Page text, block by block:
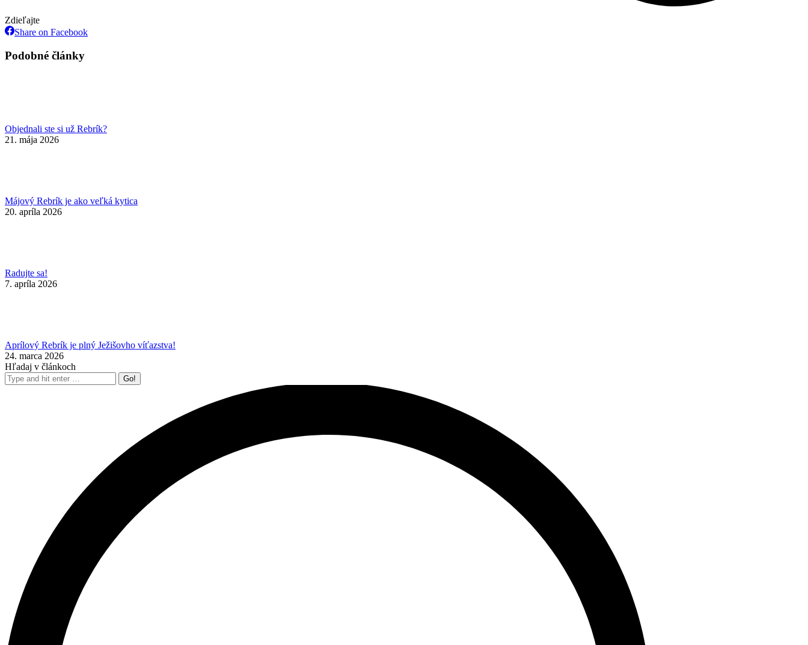
Zdieľajte
Share on FacebookShare
Podobné články
Objednali ste si už Rebrík?
21. mája 2026
Májový Rebrík je ako veľká kytica
20. apríla 2026
Radujte sa!
7. apríla 2026
Aprílový Rebrík je plný Ježišovho víťazstva!
24. marca 2026
Hľadaj v článkoch
Search: